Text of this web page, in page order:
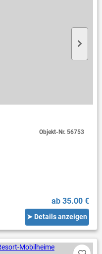
ab 35.00 €
➤ Details anzeigen
Objekt-Nr.56753